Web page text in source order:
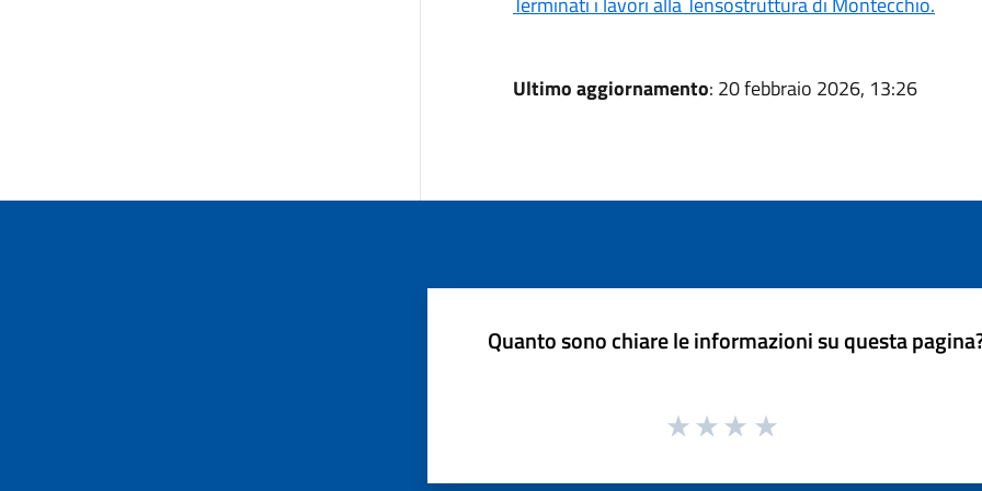
Ultimo aggiornamento: 20 febbraio 2026, 13:26
Quanto sono chiare le informazioni su questa